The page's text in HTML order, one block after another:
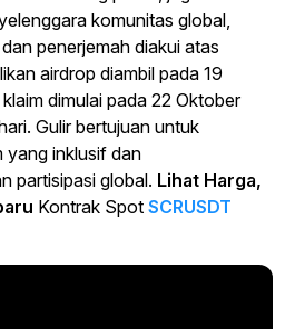
komunitas global,
penerjemah diakui atas
airdrop diambil pada 19
dimulai pada 22 Oktober
Gulir bertujuan untuk
yang inklusif dan
partisipasi global. Lihat Harga,
Kontrak Spot SCRUSDT